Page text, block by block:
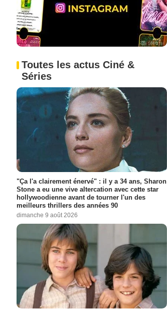
Toutes les actus Ciné &
Séries
"Ça l'a clairement énervé" : il y a 34 ans, Sharon
Stone a eu une vive altercation avec cette star
hollywoodienne avant de tourner l'un des
meilleurs thrillers des années 90
dimanche 9 août 2026